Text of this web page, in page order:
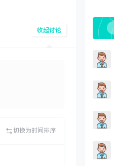
收起讨论
切换为时间排序